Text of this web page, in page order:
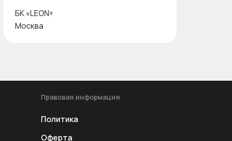
БК «LEON»
Москва
Правовая информация
Политика
Оферта